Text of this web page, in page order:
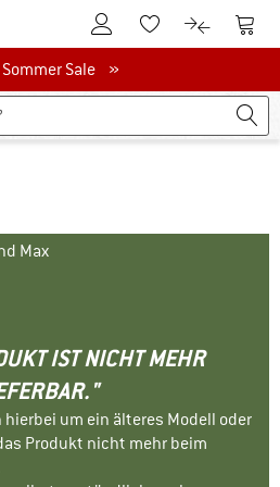
Zum KundenkontoZum Merkzettel.
Zum Zum
SaleSale »
Max
IST NICHT MEHR
um ein älteres Modell oder
Produkt nicht mehr beim